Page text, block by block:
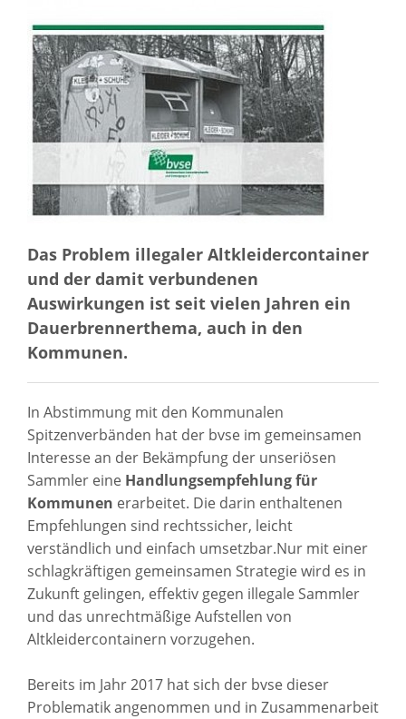
Das Problem illegaler Altkleidercontainer
und der damit verbundenen
Auswirkungen ist seit vielen Jahren ein
Dauerbrennerthema, auch in den
Kommunen.
In Abstimmung mit den Kommunalen
Spitzenverbänden hat der bvse im gemeinsamen
Interesse an der Bekämpfung der unseriösen
Sammler eine Handlungsempfehlung für
Kommunen erarbeitet. Die darin enthaltenen
Empfehlungen sind rechtssicher, leicht
verständlich und einfach umsetzbar.Nur mit einer
schlagkräftigen gemeinsamen Strategie wird es in
Zukunft gelingen, effektiv gegen illegale Sammler
und das unrechtmäßige Aufstellen von
Altkleidercontainern vorzugehen.
Bereits im Jahr 2017 hat sich der bvse dieser
Problematik angenommen und in Zusammenarbeit